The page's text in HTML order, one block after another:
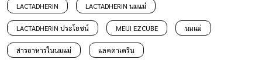
LACTADHERIN LACTADHERIN นมแม่
LACTADHERIN ประโยชน์ MEIJI EZCUBE นมแม่
สารอาหารในนมแม่ แลคตาเดริน